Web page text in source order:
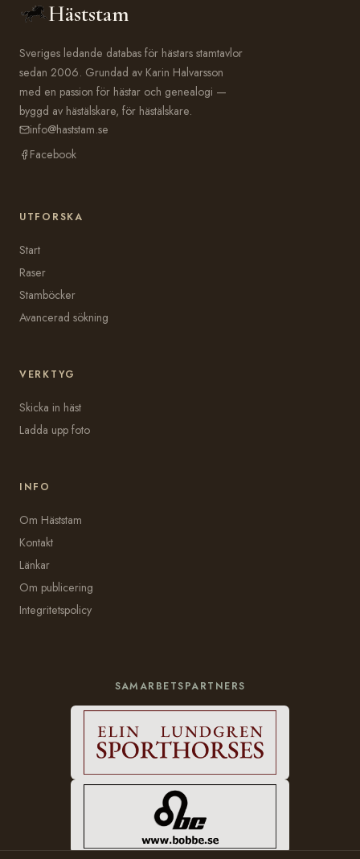
Häststam
Sveriges ledande databas för hästars stamtavlor
sedan 2006. Grundad av Karin Halvarsson
med en passion för hästar och genealogi —
byggd av hästälskare, för hästälskare.
info@haststam.se
Facebook
UTFORSKA
Start
Raser
Stamböcker
Avancerad sökning
VERKTYG
Skicka in häst
Ladda upp foto
INFO
Om Häststam
Kontakt
Länkar
Om publicering
Integritetspolicy
SAMARBETSPARTNERS